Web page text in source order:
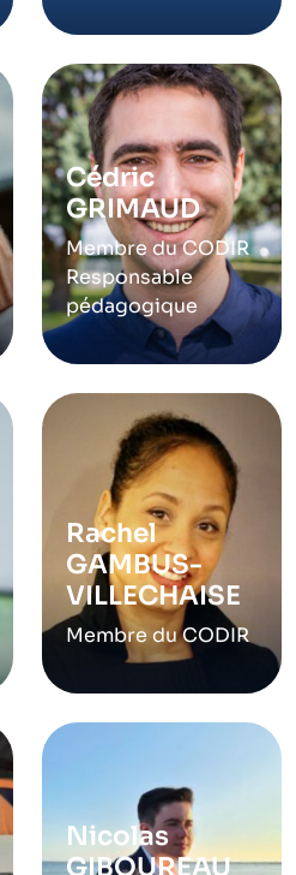
Cédric
GRIMAUD
Membre du CODIR
Responsable
pédagogique
Rachel
GAMBUS-
VILLECHAISE
Membre du CODIR
Nicolas
GIBOUREAU